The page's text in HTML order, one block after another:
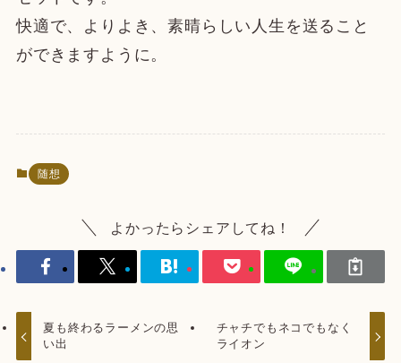
快適で、よりよき、素晴らしい人生を送ること
ができますように。
随想
よかったらシェアしてね！
夏も終わるラーメンの思
い出
チャチでもネコでもなく
ライオン